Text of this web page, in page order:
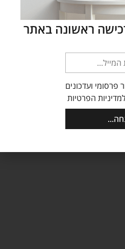
הוספה לסל
פרסומי ועדכונים
הפרטיות